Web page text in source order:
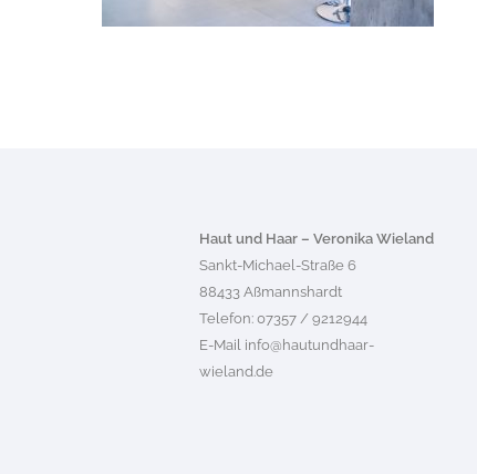
Haut und Haar – Veronika Wieland
Sankt-Michael-Straße 6
88433 Aßmannshardt
Telefon: 07357 / 9212944
E-Mail info@hautundhaar-
wieland.de